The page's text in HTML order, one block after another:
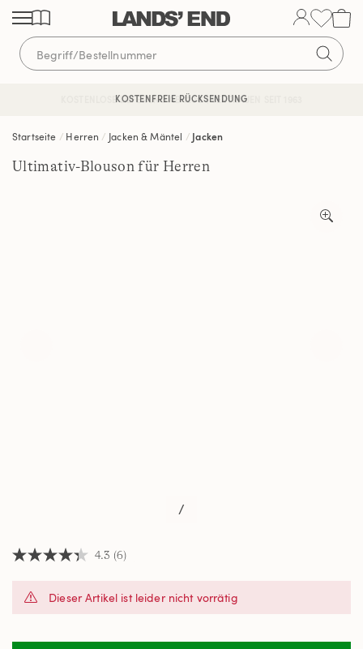
Direkt
zum
Inhalt
Direkt
zur
Navigation
Direkt
zur
Suche
KOSTENLOSE LIEFERUNG AB 120€ | VERTRAUEN SEIT 1963
KOSTENFREIE RÜCKSENDUNG
Startseite Herren Jacken & Mäntel Jacken
Ultimativ-Blouson für Herren
/
4.3
Sternen,
Bewertung.
4.3 (6)
Dieser Artikel ist leider nicht vorrätig